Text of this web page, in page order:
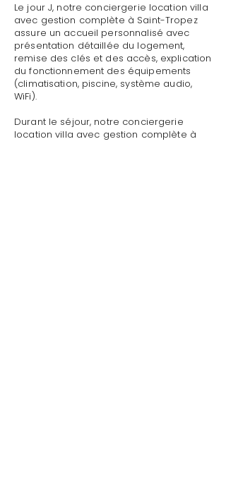
Le jour J, notre conciergerie location villa
avec gestion complète à Saint-Tropez
assure un accueil personnalisé avec
présentation détaillée du logement,
remise des clés et des accès, explication
du fonctionnement des équipements
(climatisation, piscine, système audio,
WiFi).
Durant le séjour, notre conciergerie
location villa avec gestion complète à